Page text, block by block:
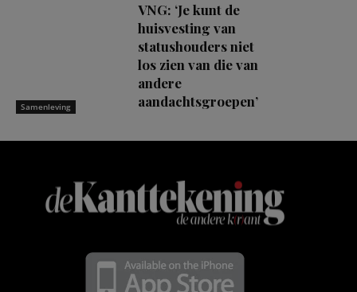
Samenleving
VNG: ‘Je kunt de
huisvesting van
statushouders niet
los zien van die van
andere
aandachtsgroepen’